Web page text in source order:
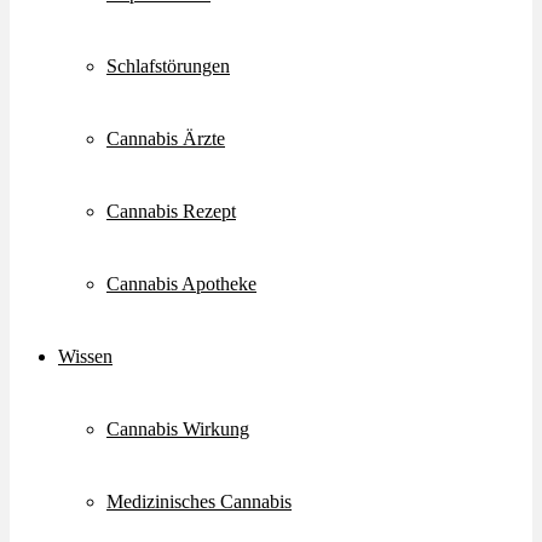
Schlafstörungen
Cannabis Ärzte
Cannabis Rezept
Cannabis Apotheke
Wissen
Cannabis Wirkung
Medizinisches Cannabis